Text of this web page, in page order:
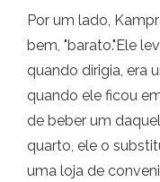
Por um lado,
bem, "barato."Ele
quando dirigia, era
quando ele ficou
de beber um
quarto, ele o
uma loja de